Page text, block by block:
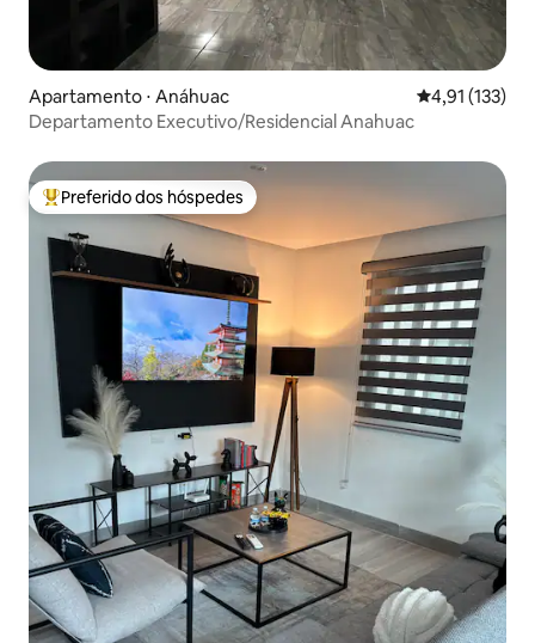
Apartamento ⋅ Anáhuac 4,91 de uma
4,91 (133)
Departamento Executivo/Residencial Anahuac
Entre os melhores preferidos dos hóspedes
Preferido dos hóspedes